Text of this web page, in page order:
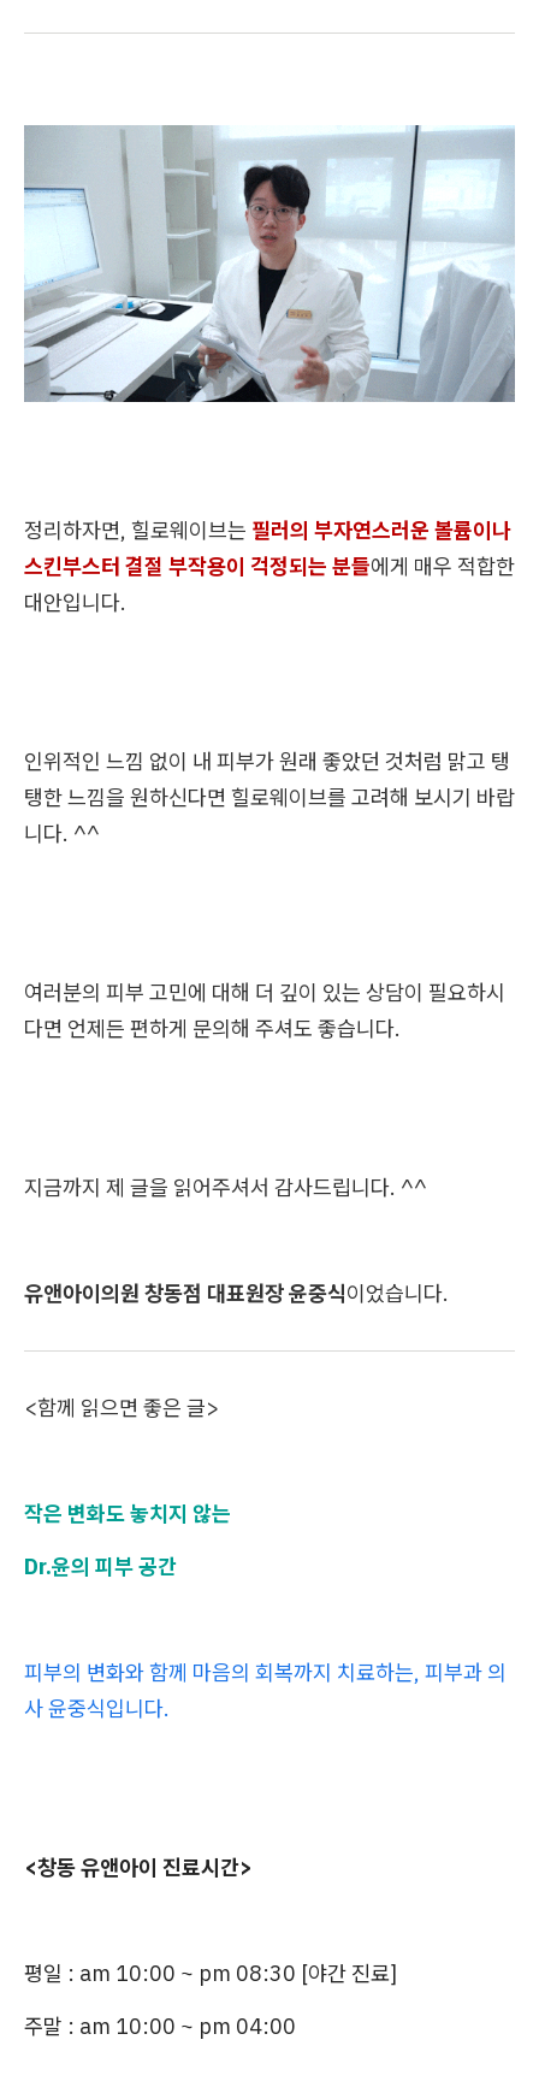
정리하자면, 힐로웨이브는 필러의 부자연스러운 볼륨이나
스킨부스터 결절 부작용이 걱정되는 분들에게 매우 적합한
대안입니다.
인위적인 느낌 없이 내 피부가 원래 좋았던 것처럼 맑고 탱
탱한 느낌을 원하신다면 힐로웨이브를 고려해 보시기 바랍
니다. ^^
여러분의 피부 고민에 대해 더 깊이 있는 상담이 필요하시
다면 언제든 편하게 문의해 주셔도 좋습니다.
지금까지 제 글을 읽어주셔서 감사드립니다. ^^
유앤아이의원 창동점 대표원장 윤중식이었습니다.
<함께 읽으면 좋은 글>
작은 변화도 놓치지 않는
Dr.윤의 피부 공간
피부의 변화와 함께 마음의 회복까지 치료하는, 피부과 의
사 윤중식입니다.
<창동 유앤아이 진료시간>
평일 : am 10:00 ~ pm 08:30 [야간 진료]
주말 : am 10:00 ~ pm 04:00